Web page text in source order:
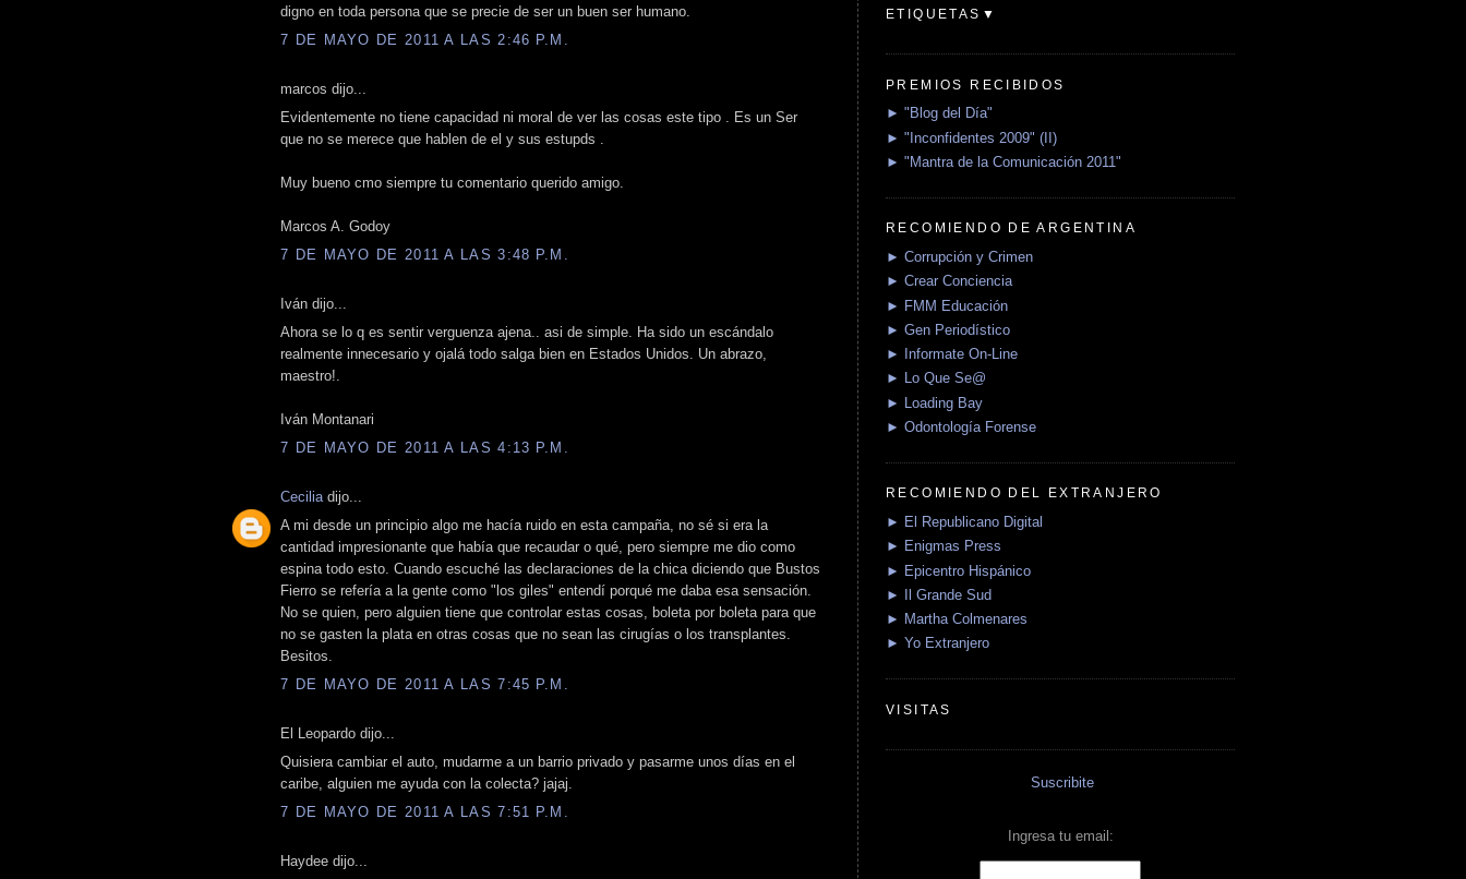
digno en toda persona que se precie de ser un buen ser humano.
7 DE MAYO DE 2011 A LAS 2:46 P.M.
marcos dijo...
Evidentemente no tiene capacidad ni moral de ver las cosas este tipo . Es un Ser
que no se merece que hablen de el y sus estupds .
Muy bueno cmo siempre tu comentario querido amigo.
Marcos A. Godoy
7 DE MAYO DE 2011 A LAS 3:48 P.M.
Iván dijo...
Ahora se lo q es sentir verguenza ajena.. asi de simple. Ha sido un escándalo
realmente innecesario y ojalá todo salga bien en Estados Unidos. Un abrazo,
maestro!.
Iván Montanari
7 DE MAYO DE 2011 A LAS 4:13 P.M.
Cecilia dijo...
A mi desde un principio algo me hacía ruido en esta campaña, no sé si era la
cantidad impresionante que había que recaudar o qué, pero siempre me dio como
espina todo esto. Cuando escuché las declaraciones de la chica diciendo que Bustos
Fierro se refería a la gente como "los giles" entendí porqué me daba esa sensación.
No se quien, pero alguien tiene que controlar estas cosas, boleta por boleta para que
no se gasten la plata en otras cosas que no sean las cirugías o los transplantes.
Besitos.
7 DE MAYO DE 2011 A LAS 7:45 P.M.
El Leopardo dijo...
Quisiera cambiar el auto, mudarme a un barrio privado y pasarme unos días en el
caribe, alguien me ayuda con la colecta? jajaj.
7 DE MAYO DE 2011 A LAS 7:51 P.M.
Haydee dijo...
ETIQUETAS▼
PREMIOS RECIBIDOS
► "Blog del Día"
► "Inconfidentes 2009" (II)
► "Mantra de la Comunicación 2011"
RECOMIENDO DE ARGENTINA
► Corrupción y Crimen
► Crear Conciencia
► FMM Educación
► Gen Periodístico
► Informate On-Line
► Lo Que Se@
► Loading Bay
► Odontología Forense
RECOMIENDO DEL EXTRANJERO
► El Republicano Digital
► Enigmas Press
► Epicentro Hispánico
► Il Grande Sud
► Martha Colmenares
► Yo Extranjero
VISITAS
Suscribite
Ingresa tu email: